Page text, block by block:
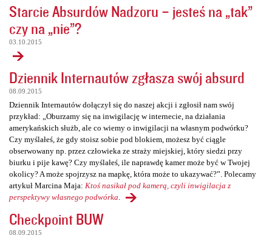
Starcie Absurdów Nadzoru – jesteś na „tak”
czy na „nie”?
03.10.2015
Dziennik Internautów zgłasza swój absurd
08.09.2015
Dziennik Internautów dołączył się do naszej akcji i zgłosił nam swój
przykład: „Oburzamy się na inwigilację w internecie, na działania
amerykańskich służb, ale co wiemy o inwigilacji na własnym podwórku?
Czy myślałeś, że gdy stoisz sobie pod blokiem, możesz być ciągle
obserwowany np. przez człowieka ze straży miejskiej, który siedzi przy
biurku i pije kawę? Czy myślałeś, ile naprawdę kamer może być w Twojej
okolicy? A może spojrzysz na mapkę, która może to ukazywać?”. Polecamy
artykuł Marcina Maja: Ktoś nasikał pod kamerą, czyli inwigilacja z
perspektywy własnego podwórka
Checkpoint BUW
08.09.2015